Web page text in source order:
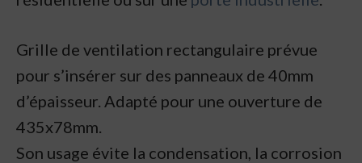
Grille de ventilation rectangulaire prévue
pour s’insérer sur des panneaux de 40mm
d’épaisseur. Adapté pour une ouverture de
435x78mm.
Son usage évite la condensation, la corrosion